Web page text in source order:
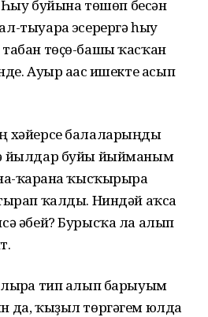
Һыу буйына төшөп бесән
тыуарға эсерергә һыу
төҫө-башы ҡасҡан
Ауыр ағас ишекте асып
хәйерсе балаларыңды
йылдар буйы йыйманым
ҡарғана ҡысҡырырға
ҡалды. Ниндәй аҡса
әбей? Бурысҡа ла алып
тип алып барыуым
да, ҡыҙыл төргәгем юлда